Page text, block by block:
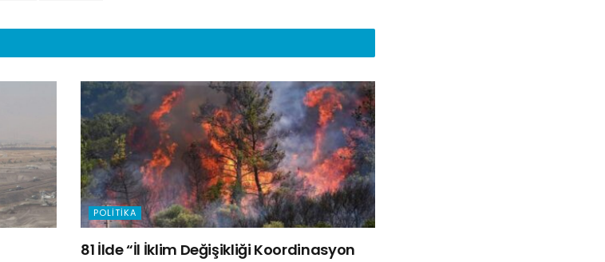
POLITIKA
81 İlde “İl İklim Değişikliği Koordinasyon